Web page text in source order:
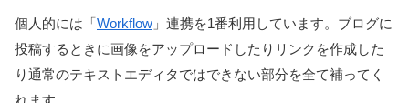
個人的には「Workflow 」連携を1番利用しています。ブログに
投稿するときに画像をアップロードしたりリンクを作成した
り通常のテキストエディタではできない部分を全て補ってく
れます。